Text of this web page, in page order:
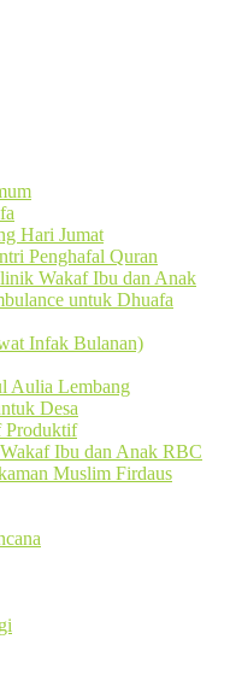
Hari Jumat
Penghafal Quran
Wakaf Ibu dan Anak
untuk Dhuafa
Infak Bulanan)
Aulia Lembang
Desa
Produktif
Ibu dan Anak RBC
Muslim Firdaus